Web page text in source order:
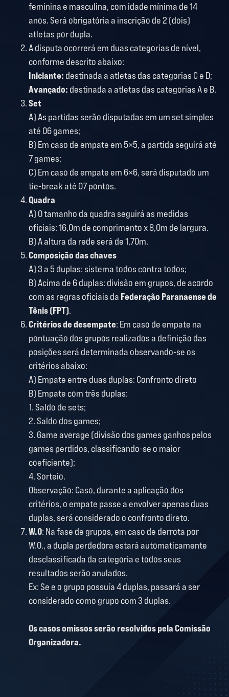
feminina e masculina, com idade mínima de 14
anos. Será obrigatória a inscrição de 2 (dois)
atletas por dupla.
A disputa ocorrerá em duas categorias de nível,
conforme descrito abaixo:
Iniciante: destinada a atletas das categorias C e D;
Avançado: destinada a atletas das categorias A e B.
Set
A) As partidas serão disputadas em um set simples
até 06 games;
B) Em caso de empate em 5×5, a partida seguirá até
7 games;
C) Em caso de empate em 6×6, será disputado um
tie-break até 07 pontos.
Quadra
A) O tamanho da quadra seguirá as medidas
oficiais: 16,0m de comprimento x 8,0m de largura.
B) A altura da rede será de 1,70m.
Composição das chaves
A) 3 a 5 duplas: sistema todos contra todos;
B) Acima de 6 duplas: divisão em grupos, de acordo
com as regras oficiais da Federação Paranaense de
Tênis (FPT).
Critérios de desempate: Em caso de empate na
pontuação dos grupos realizados a definição das
posições será determinada observando-se os
critérios abaixo:
A) Empate entre duas duplas: Confronto direto
B) Empate com três duplas:
1. Saldo de sets;
2. Saldo dos games;
3. Game average (divisão dos games ganhos pelos
games perdidos, classificando-se o maior
coeficiente);
4. Sorteio.
Observação: Caso, durante a aplicação dos
critérios, o empate passe a envolver apenas duas
duplas, será considerado o confronto direto.
W.O: Na fase de grupos, em caso de derrota por
W.O., a dupla perdedora estará automaticamente
desclassificada da categoria e todos seus
resultados serão anulados.
Ex: Se e o grupo possuía 4 duplas, passará a ser
considerado como grupo com 3 duplas.
Os casos omissos serão resolvidos pela Comissão
Organizadora.